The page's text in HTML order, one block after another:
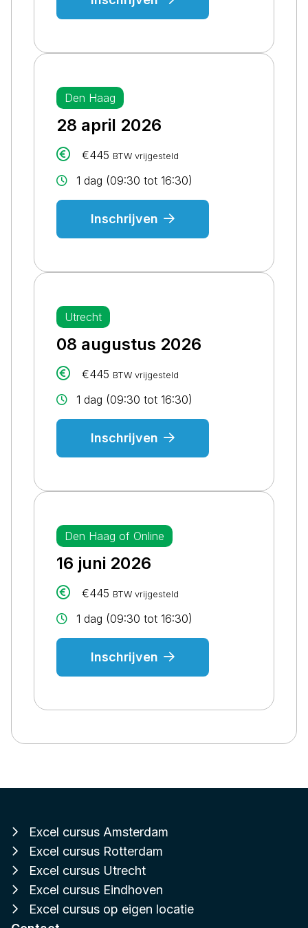
Den Haag
28 april 2026
€445 BTW vrijgesteld
1 dag (09:30 tot 16:30)
Inschrijven
Utrecht
08 augustus 2026
€445 BTW vrijgesteld
1 dag (09:30 tot 16:30)
Inschrijven
Den Haag of Online
16 juni 2026
€445 BTW vrijgesteld
1 dag (09:30 tot 16:30)
Inschrijven
Excel cursus Amsterdam
Excel cursus Rotterdam
Excel cursus Utrecht
Excel cursus Eindhoven
Excel cursus op eigen locatie